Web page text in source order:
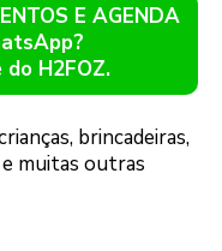
E AGENDA
H2FOZ.
brincadeiras,
muitas outras